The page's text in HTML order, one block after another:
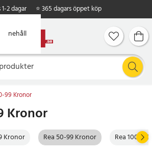
2 dagar ⭐ 365 dagars öppet köp
99 Kronor
Kronor
Kronor Rea 50-99 Kronor Rea 100-